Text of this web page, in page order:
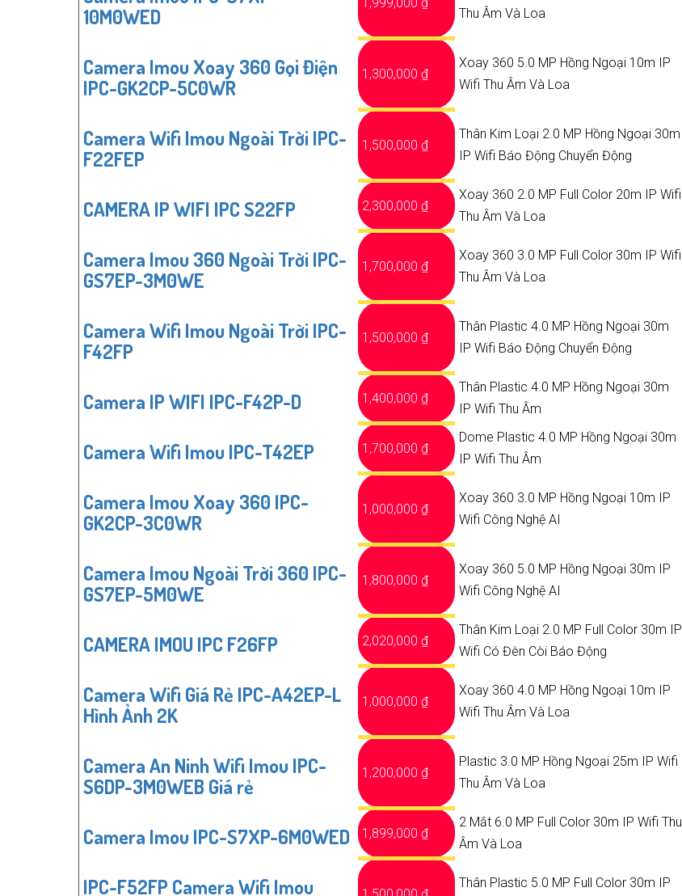
10M0WED
Thu Âm Và Loa
Camera Imou Xoay 360 Gọi Điện
IPC-GK2CP-5C0WR
1,300,000 ₫
Xoay 360 5.0 MP Hồng Ngoại 10m IP
Wifi Thu Âm Và Loa
Camera Wifi Imou Ngoài Trời IPC-
F22FEP
1,500,000 ₫
Thân Kim Loại 2.0 MP Hồng Ngoại 30m
IP Wifi Báo Động Chuyển Động
CAMERA IP WIFI IPC S22FP 2,300,000 ₫
Xoay 360 2.0 MP Full Color 20m IP Wifi
Thu Âm Và Loa
Camera Imou 360 Ngoài Trời IPC-
GS7EP-3M0WE
1,700,000 ₫
Xoay 360 3.0 MP Full Color 30m IP Wifi
Thu Âm Và Loa
Camera Wifi Imou Ngoài Trời IPC-
F42FP
1,500,000 ₫
Thân Plastic 4.0 MP Hồng Ngoại 30m
IP Wifi Báo Động Chuyển Động
Camera IP WIFI IPC-F42P-D 1,400,000 ₫
Thân Plastic 4.0 MP Hồng Ngoại 30m
IP Wifi Thu Âm
Camera Wifi Imou IPC-T42EP 1,700,000 ₫
Dome Plastic 4.0 MP Hồng Ngoại 30m
IP Wifi Thu Âm
Camera Imou Xoay 360 IPC-
GK2CP-3C0WR
1,000,000 ₫
Xoay 360 3.0 MP Hồng Ngoại 10m IP
Wifi Công Nghệ AI
Camera Imou Ngoài Trời 360 IPC-
GS7EP-5M0WE
1,800,000 ₫
Xoay 360 5.0 MP Hồng Ngoại 30m IP
Wifi Công Nghệ AI
CAMERA IMOU IPC F26FP 2,020,000 ₫
Thân Kim Loại 2.0 MP Full Color 30m IP
Wifi Có Đèn Còi Báo Động
Camera Wifi Giá Rẻ IPC-A42EP-L
Hình Ảnh 2K
1,000,000 ₫
Xoay 360 4.0 MP Hồng Ngoại 10m IP
Wifi Thu Âm Và Loa
Camera An Ninh Wifi Imou IPC-
S6DP-3M0WEB Giá rẻ
1,200,000 ₫
Plastic 3.0 MP Hồng Ngoại 25m IP Wifi
Thu Âm Và Loa
Camera Imou IPC-S7XP-6M0WED 1,899,000 ₫
2 Mắt 6.0 MP Full Color 30m IP Wifi Thu
Âm Và Loa
IPC-F52FP Camera Wifi Imou
Thân Plastic 5.0 MP Full Color 30m IP